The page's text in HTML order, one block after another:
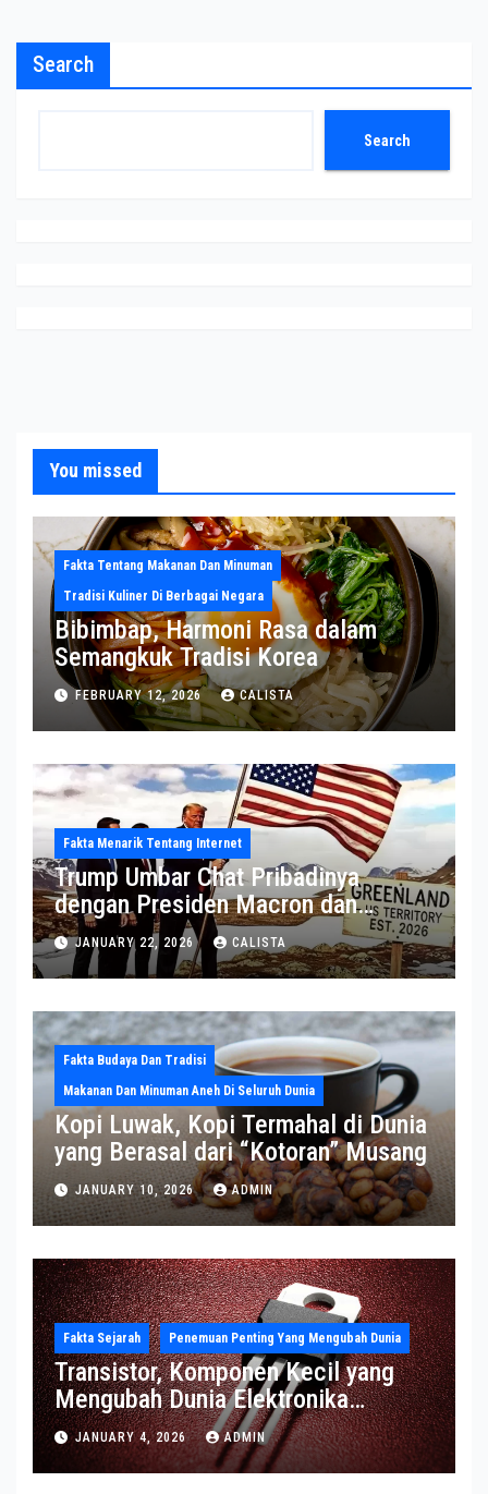
Search
Search
You missed
Fakta Tentang Makanan Dan Minuman
Tradisi Kuliner Di Berbagai Negara
Bibimbap, Harmoni Rasa dalam
Semangkuk Tradisi Korea
FEBRUARY 12, 2026 CALISTA
Fakta Menarik Tentang Internet
Trump Umbar Chat Pribadinya
dengan Presiden Macron dan
Sekjen NATO ke Medsos, Bahas Isu
Greenland
JANUARY 22, 2026 CALISTA
Fakta Budaya Dan Tradisi
Makanan Dan Minuman Aneh Di Seluruh Dunia
Kopi Luwak, Kopi Termahal di Dunia
yang Berasal dari “Kotoran” Musang
JANUARY 10, 2026 ADMIN
Fakta Sejarah Penemuan Penting Yang Mengubah Dunia
Transistor, Komponen Kecil yang
Mengubah Dunia Elektronika
Modern
JANUARY 4, 2026 ADMIN